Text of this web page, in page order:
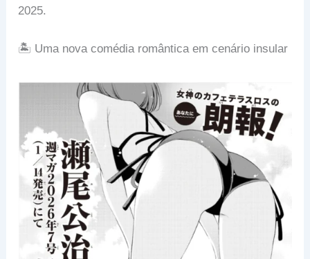
2025.
🏝️ Uma nova comédia romântica em cenário insular